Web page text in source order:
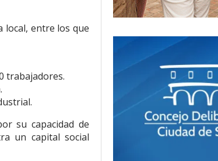
local, entre los que
trabajadores.
su capacidad de
un capital social